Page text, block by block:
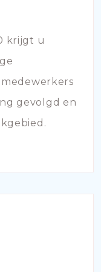
krijgt u
gevolgd en